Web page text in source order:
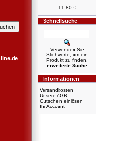
11,80 €
Schnellsuche
Verwenden Sie
Stichworte, um ein
Produkt zu finden.
erweiterte Suche
Informationen
Versandkosten
Unsere AGB
Gutschein einlösen
Ihr Account